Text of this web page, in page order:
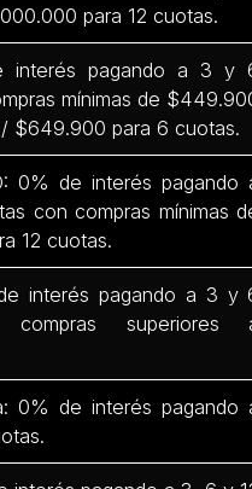
para 12 cuotas.
interés pagando a 3 y
mínimas de
$649.900 para 6 cuotas.
0% de interés pagando
con compras mínimas
12 cuotas.
interés pagando a 3 y
superiores
0% de interés pagando